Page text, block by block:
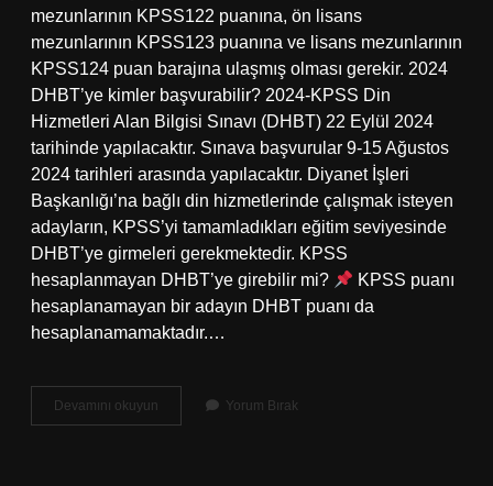
mezunlarının KPSS122 puanına, ön lisans
mezunlarının KPSS123 puanına ve lisans mezunlarının
KPSS124 puan barajına ulaşmış olması gerekir. 2024
DHBT’ye kimler başvurabilir? 2024-KPSS Din
Hizmetleri Alan Bilgisi Sınavı (DHBT) 22 Eylül 2024
tarihinde yapılacaktır. Sınava başvurular 9-15 Ağustos
2024 tarihleri ​​arasında yapılacaktır. Diyanet İşleri
Başkanlığı’na bağlı din hizmetlerinde çalışmak isteyen
adayların, KPSS’yi tamamladıkları eğitim seviyesinde
DHBT’ye girmeleri gerekmektedir. KPSS
hesaplanmayan DHBT’ye girebilir mi?
KPSS puanı
hesaplanamayan bir adayın DHBT puanı da
hesaplanamamaktadır.…
Devamını okuyun
Ye
Yorum Bırak